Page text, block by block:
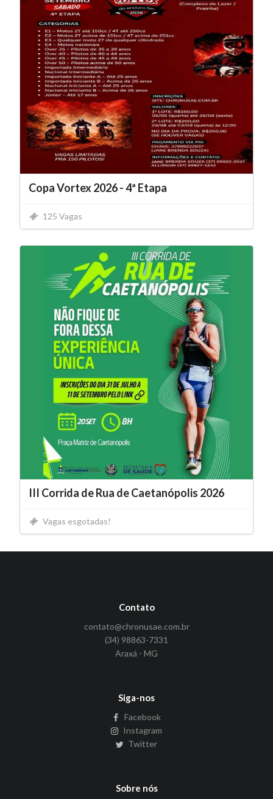
Copa Vortex 2026 - 4ª Etapa
125 Vagas
III Corrida de Rua de Caetanópolis 2026
Vagas esgotadas!
Contato
contato@chronusae.com.br
(34) 98863-7331
Araxá - MG
Siga-nos
Facebook
Instagram
Twitter
Sobre nós